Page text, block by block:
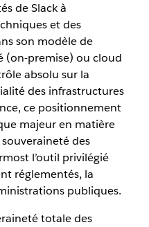
de Slack à
et des
son modèle de
(on-premise) ou cloud
absolu sur la
des infrastructures
ce positionnement
majeur en matière
des
l’outil privilégié
réglementés, la
publiques.
totale des